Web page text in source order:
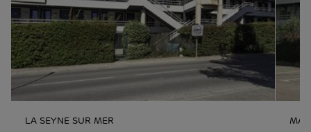
LA SEYNE SUR MER